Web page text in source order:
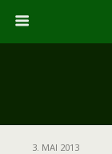
3. MAI 2013